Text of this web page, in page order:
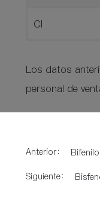
Cl
Los datos
personal de
Anterior：
Siguiente：